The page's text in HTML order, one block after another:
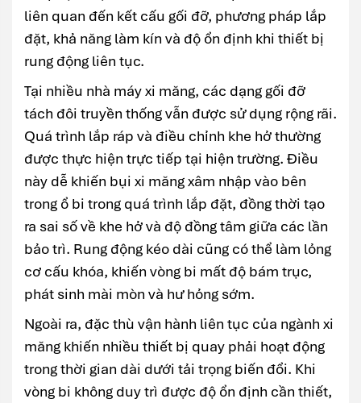
liên quan đến kết cấu gối đỡ, phương pháp lắp
đặt, khả năng làm kín và độ ổn định khi thiết bị
rung động liên tục.
Tại nhiều nhà máy xi măng, các dạng gối đỡ
tách đôi truyền thống vẫn được sử dụng rộng rãi.
Quá trình lắp ráp và điều chỉnh khe hở thường
được thực hiện trực tiếp tại hiện trường. Điều
này dễ khiến bụi xi măng xâm nhập vào bên
trong ổ bi trong quá trình lắp đặt, đồng thời tạo
ra sai số về khe hở và độ đồng tâm giữa các lần
bảo trì. Rung động kéo dài cũng có thể làm lỏng
cơ cấu khóa, khiến vòng bi mất độ bám trục,
phát sinh mài mòn và hư hỏng sớm.
Ngoài ra, đặc thù vận hành liên tục của ngành xi
măng khiến nhiều thiết bị quay phải hoạt động
trong thời gian dài dưới tải trọng biến đổi. Khi
vòng bi không duy trì được độ ổn định cần thiết,